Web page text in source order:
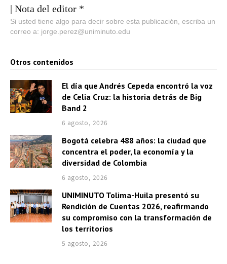
u
c
t
r
d
e
a
d
i
o
| Nota del editor *
Si usted tiene algo para decir sobre esta publicación, escriba un
correo a: jorge.perez@uniminuto.edu
Otros contenidos
El día que Andrés Cepeda encontró la voz
de Celia Cruz: la historia detrás de Big
Band 2
6 agosto, 2026
Bogotá celebra 488 años: la ciudad que
concentra el poder, la economía y la
diversidad de Colombia
6 agosto, 2026
UNIMINUTO Tolima-Huila presentó su
Rendición de Cuentas 2026, reafirmando
su compromiso con la transformación de
los territorios
5 agosto, 2026